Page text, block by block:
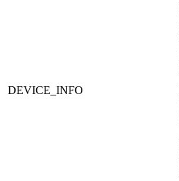
DEVICE_INFO